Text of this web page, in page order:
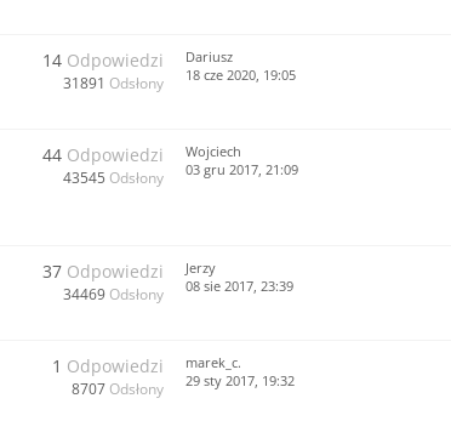
14 Odpowiedzi
31891 Odsłony
Dariusz
18 cze 2020, 19:05
44 Odpowiedzi
43545 Odsłony
Wojciech
03 gru 2017, 21:09
37 Odpowiedzi
34469 Odsłony
Jerzy
08 sie 2017, 23:39
1 Odpowiedzi
8707 Odsłony
marek_c.
29 sty 2017, 19:32